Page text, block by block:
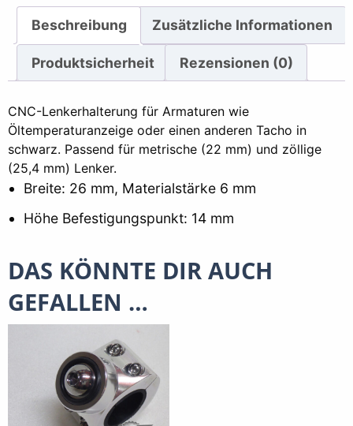
Beschreibung Zusätzliche Informationen
Produktsicherheit Rezensionen (0)
CNC-Lenkerhalterung für Armaturen wie
Öltemperaturanzeige oder einen anderen Tacho in
schwarz. Passend für metrische (22 mm) und zöllige
(25,4 mm) Lenker.
Breite: 26 mm, Materialstärke 6 mm
Höhe Befestigungspunkt: 14 mm
DAS KÖNNTE DIR AUCH
GEFALLEN …